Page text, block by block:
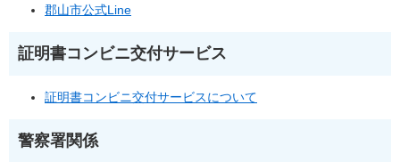
郡山市公式Line
証明書コンビニ交付サービス
証明書コンビニ交付サービスについて
警察署関係